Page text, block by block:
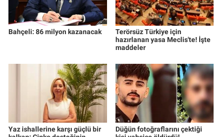
Bahçeli: 86 milyon kazanacak
Terörsüz Türkiye için
hazırlanan yasa Meclis'te! İşte
maddeler
Yaz ishallerine karşı güçlü bir
Düğün fotoğraflarını çektiği